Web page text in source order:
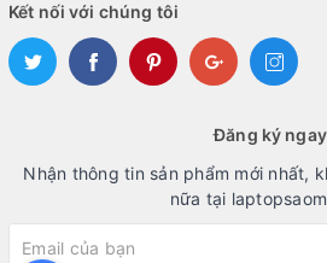
Kết nối với chúng tôi
Đăng ký ngay
Nhận thông tin sản phẩm mới nhất,
nữa tại